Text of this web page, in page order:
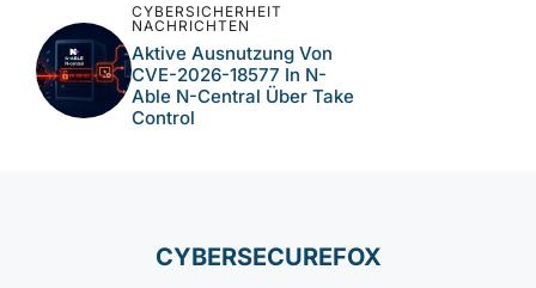
CYBERSICHERHEIT
NACHRICHTEN
Aktive Ausnutzung Von
CVE-2026-18577 In N-
Able N-Central Über Take
Control
CYBERSECUREFOX